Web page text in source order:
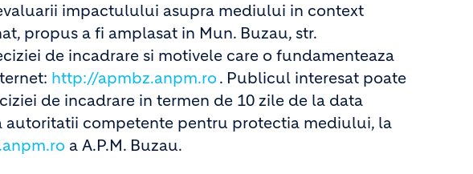
impactulului asupra mediului in context
propus a fi amplasat in Mun. Buzau, str.
de incadrare si motivele care o fundamenteaza
http://apmbz.anpm.ro . Publicul interesat poate
de incadrare in termen de 10 zile de la data
competente pentru protectia mediului, la
a A.P.M. Buzau.